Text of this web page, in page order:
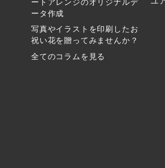
ートアレンジのオリジナルデ
ータ作成
写真やイラストを印刷したお
祝い花を贈ってみませんか？
全てのコラムを見る